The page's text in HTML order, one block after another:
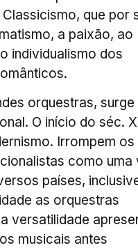
que por
a paixão, ao
individualismo dos
orquestras, surge
O início do séc.
Irrompem os
como uma
países,
as orquestras
versatilidade
musicais antes